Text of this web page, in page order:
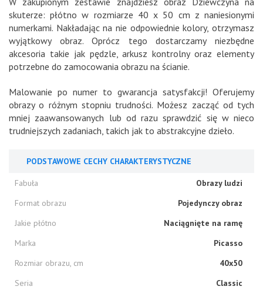
skuterze: płótno w rozmiarze 40 x 50 cm z naniesionymi
numerkami. Nakładając na nie odpowiednie kolory, otrzymasz
wyjątkowy obraz. Oprócz tego dostarczamy niezbędne
akcesoria takie jak pędzle, arkusz kontrolny oraz elementy
potrzebne do zamocowania obrazu na ścianie.
Malowanie po numer to gwarancja satysfakcji! Oferujemy
obrazy o różnym stopniu trudności. Możesz zacząć od tych
mniej zaawansowanych lub od razu sprawdzić się w nieco
trudniejszych zadaniach, takich jak to abstrakcyjne dzieło.
PODSTAWOWE CECHY CHARAKTERYSTYCZNE
Fabuła
Obrazy ludzi
Format obrazu
Pojedynczy obraz
Jakie płótno
Naciągnięte na ramę
Marka
Picasso
Rozmiar obrazu, cm
40x50
Seria
Classic